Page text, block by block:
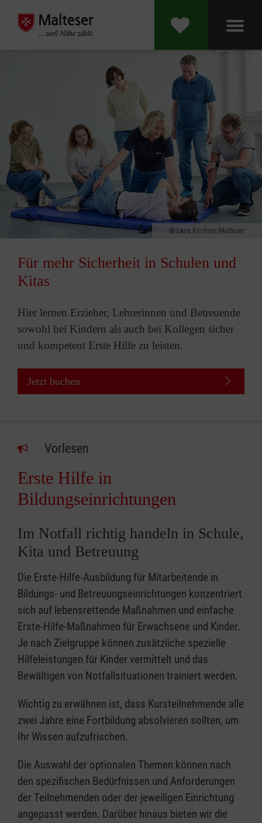
Lena Kirchner/Malteser
Für mehr Sicherheit in Schulen und
Kitas
Hier lernen Erzieher, Lehrerinnen und Betreuende
sowohl bei Kindern als auch bei Kollegen sicher
und kompetent Erste Hilfe zu leisten.
Jetzt buchen
Vorlesen
Erste Hilfe in
Bildungseinrichtungen
Im Notfall richtig handeln in Schule,
Kita und Betreuung
Die Erste-Hilfe-Ausbildung für Mitarbeitende in
Bildungs- und Betreuungseinrichtungen konzentriert
sich auf lebensrettende Maßnahmen und einfache
Erste-Hilfe-Maßnahmen für Erwachsene und Kinder.
Je nach Zielgruppe können zusätzliche spezielle
Hilfeleistungen für Kinder vermittelt und das
Bewältigen von Notfallsituationen trainiert werden.
Wichtig zu erwähnen ist, dass Kursteilnehmende alle
zwei Jahre eine Fortbildung absolvieren sollten, um
Ihr Wissen aufzufrischen.
Die Auswahl der optionalen Themen können nach
den spezifischen Bedürfnissen und Anforderungen
der Teilnehmenden oder der jeweiligen Einrichtung
angepasst werden. Darüber hinaus bieten wir die